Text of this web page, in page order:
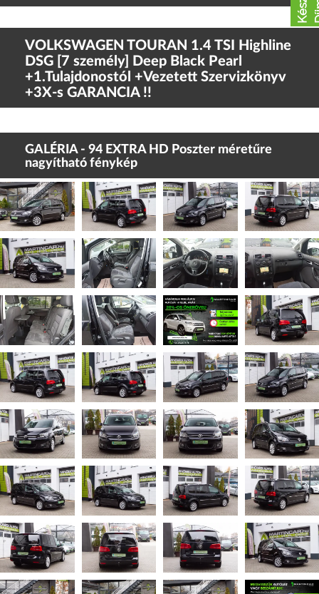
VOLKSWAGEN TOURAN 1.4 TSI Highline
DSG [7 személy] Deep Black Pearl
+1.Tulajdonostól +Vezetett Szervizkönyv
+3X-s GARANCIA !!
GALÉRIA - 94 EXTRA HD Poszter méretűre
nagyítható fénykép